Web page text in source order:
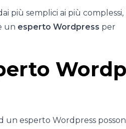
più semplici ai più complessi,
un esperto Wordpress per
un esperto Wordpress